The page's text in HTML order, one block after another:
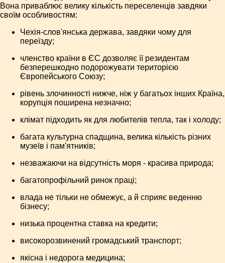
Вона приваблює велику кількість переселенців завдяки
своїм особливостям:
Чехія-слов'янська держава, завдяки чому для
переїзду;
членство країни в ЄС дозволяє її резидентам
безперешкодно подорожувати територією
Європейського Союзу;
рівень злочинності нижче, ніж у багатьох інших Країна,
корупція поширена незначно;
клімат підходить як для любителів тепла, так і холоду;
багата культурна спадщина, велика кількість різних
музеїв і пам'ятників;
незважаючи на відсутність моря - красива природа;
багатопрофільний ринок праці;
влада не тільки не обмежує, а й сприяє веденню
бізнесу;
низька процентна ставка на кредити;
високорозвинений громадський транспорт;
якісна і недорога медицина;